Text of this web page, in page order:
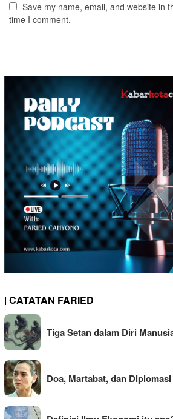
Save my name, email, and website in
time I comment.
| CATATAN FARIED
Tiga Setan dalam Diri
Doa, Martabat, dan